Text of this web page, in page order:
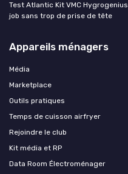
Test Atlantic Kit VMC
job sans trop de prise de tête
Appareils ménagers
Média
Marketplace
Outils pratiques
Temps de cuisson airfryer
Rejoindre le club
Kit média et RP
Data Room Électroménager